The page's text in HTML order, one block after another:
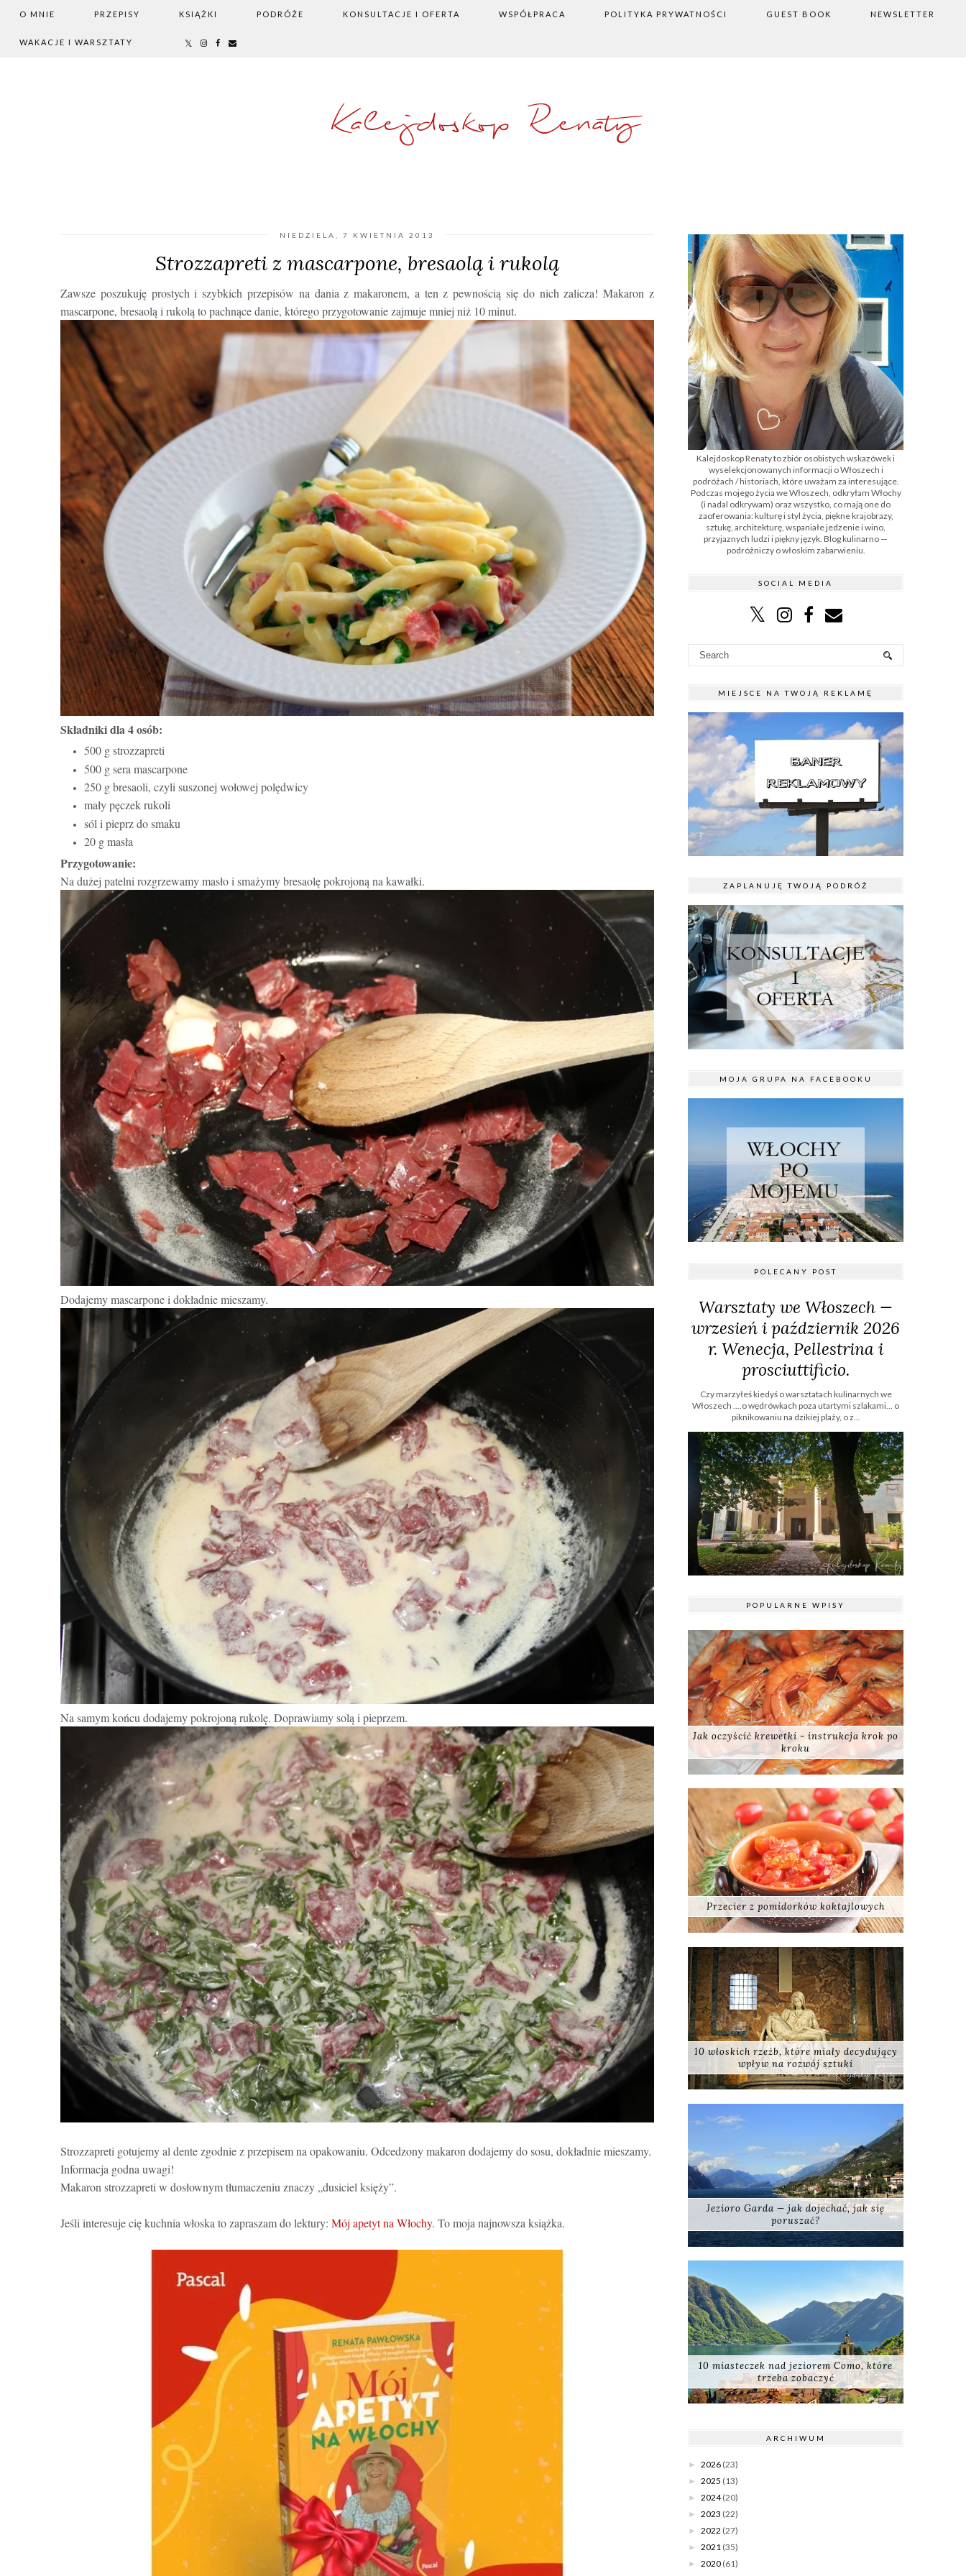
O MNIE PRZEPISY KSIĄŻKI PODRÓŻE KONSULTACJE I OFERTA WSPÓŁPRACA POLITYKA PRYWATNOŚCI GUEST BOOK NEWSLETTER
WAKACJE I WARSZTATY
Kalejdoskop Renaty
NIEDZIELA, 7 KWIETNIA 2013
Strozzapreti z mascarpone, bresaolą i rukolą
Zawsze poszukuję prostych i szybkich przepisów na dania z makaronem, a ten z pewnością się do nich zalicza! Makaron z
mascarpone, bresaolą i rukolą to pachnące danie, którego przygotowanie zajmuje mniej niż 10 minut.
Składniki dla 4 osób:
500 g strozzapreti
500 g sera mascarpone
250 g bresaoli, czyli suszonej wołowej polędwicy
mały pęczek rukoli
sól i pieprz do smaku
20 g masła
Przygotowanie:
Na dużej patelni rozgrzewamy masło i smażymy bresaolę pokrojoną na kawałki.
Dodajemy mascarpone i dokładnie mieszamy.
Na samym końcu dodajemy pokrojonąrukolę. Doprawiamy soląi pieprzem.
Strozzapreti gotujemy al dente zgodnie z przepisem na opakowaniu. Odcedzony makaron dodajemy do sosu, dokładnie mieszamy.
Informacja godna uwagi!
Makaron strozzapreti w dosłownym tłumaczeniu znaczy „dusiciel księży”.
Jeśli interesuje cię kuchnia włoska to zapraszam do lektury: Mój apetyt na Włochy. To moja najnowsza książka.
Kalejdoskop Renaty to zbiór osobistych wskazówek i
wyselekcjonowanych informacji o Włoszech i
podróżach / historiach, które uważam za interesujące.
Podczas mojego życia we Włoszech, odkryłam Włochy
(i nadal odkrywam) oraz wszystko, co mają one do
zaoferowania: kulturę i styl życia, piękne krajobrazy,
sztukę, architekturę, wspaniałe jedzenie i wino,
przyjaznych ludzi i piękny język. Blog kulinarno —
podróżniczy o włoskim zabarwieniu.
SOCIAL MEDIA
MIEJSCE NA TWOJĄ REKLAMĘ
ZAPLANUJĘ TWOJĄ PODRÓŻ
MOJA GRUPA NA FACEBOOKU
POLECANY POST
Warsztaty we Włoszech —
wrzesień i październik 2026
r. Wenecja, Pellestrina i
prosciuttificio.
Czy marzyłeś kiedyś o warsztatach kulinarnych we
Włoszech ....o wędrówkach poza utartymi szlakami… o
piknikowaniu na dzikiej plaży, o z...
POPULARNE WPISY
Jak oczyścić krewetki - instrukcja krok po
kroku
Przecier z pomidorków koktajlowych
10 włoskich rzeźb, które miały decydujący
wpływ na rozwój sztuki
Jezioro Garda — jak dojechać, jak się
poruszać?
10 miasteczek nad jeziorem Como, które
trzeba zobaczyć
ARCHIWUM
► 2026 (23)
► 2025 (13)
► 2024 (20)
► 2023 (22)
► 2022 (27)
► 2021 (35)
► 2020 (61)